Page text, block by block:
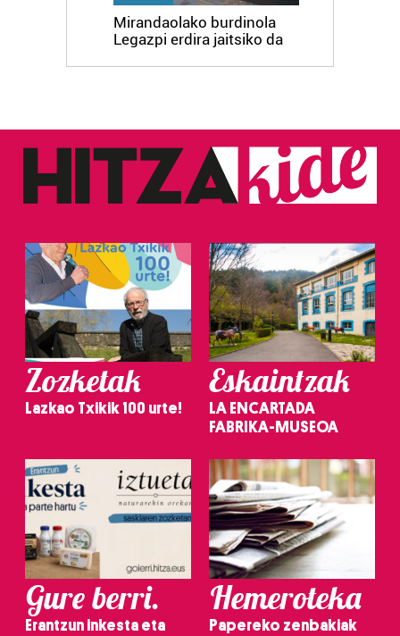
Mirandaolako burdinola
Legazpi erdira jaitsiko da
Zozketak
Lazkao Txikik 100 urte!
Eskaintzak
LA ENCARTADA
FABRIKA-MUSEOA
Gure berri.
Erantzun inkesta eta
Hemeroteka
Papereko zenbakiak